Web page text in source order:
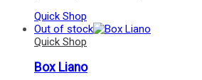
Quick Shop
Out of stock
Quick Shop
Box Liano